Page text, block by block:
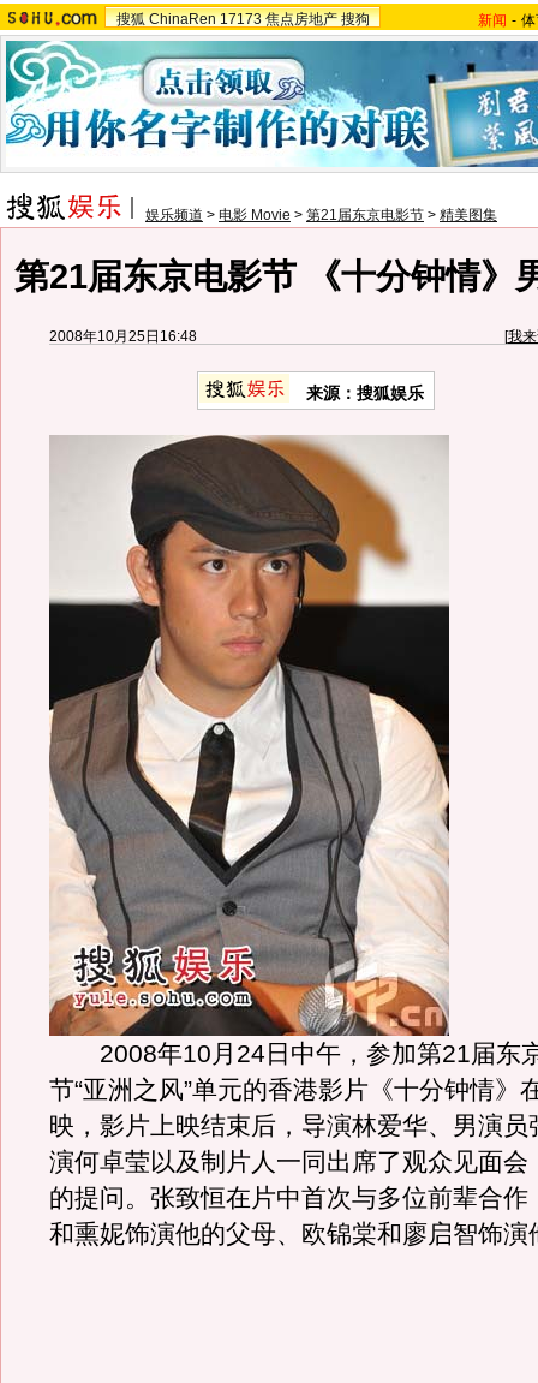
搜狐 ChinaRen 17173 焦点房地产 搜狗 新闻 -
娱乐频道 > 电影 Movie > 第21届东京电影节 > 精美图集
第21届东京电影节 《十分钟情》
2008年10月25日16:48 [我
来源：搜狐娱乐
2008年10月24日中午，参加第21届东
节“亚洲之风”单元的香港影片《十分钟情》
映，影片上映结束后，导演林爱华、男演员
演何卓莹以及制片人一同出席了观众见面会
的提问。张致恒在片中首次与多位前辈合作
和熏妮饰演他的父母、欧锦棠和廖启智饰演